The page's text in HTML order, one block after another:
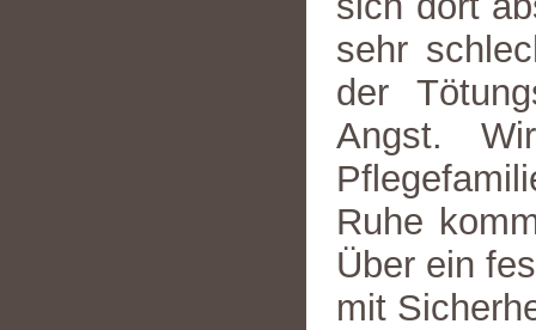
sehr
der
Angst.
Ruhe
Über ein
mit